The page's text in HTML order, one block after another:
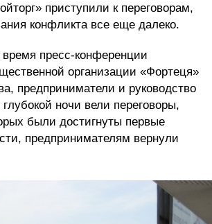
приступили к переговорам,
конфликта все еще далеко.
пресс-конференции
организации «Фортеця»
предприниматели и руководство
глубокой ночи вели переговоры,
были достигнуты первые
предпринимателям вернули